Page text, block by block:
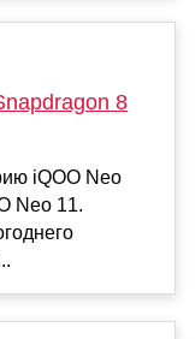
8
iQOO Neo
Neo 11.